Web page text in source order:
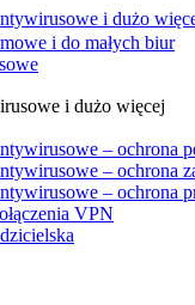
i dużo
i do małych biur
i dużo więcej
– ochrona
– ochrona
– ochrona
VPN